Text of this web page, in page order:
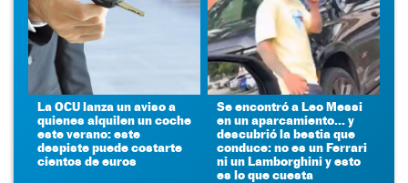
La OCU lanza un aviso a
quienes alquilen un coche
este verano: este
despiste puede costarte
cientos de euros
Se encontró a Leo Messi
en un aparcamiento... y
descubrió la bestia que
conduce: no es un Ferrari
ni un Lamborghini y esto
es lo que cuesta